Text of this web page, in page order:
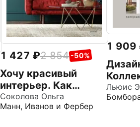
1 427 2 854 -50%
Хочу красивый
интерьер. Как
создать вау-проект
без дизайнера в
Соколова Ольга
Манн, Иванов и Фербер
1 909
Льюис